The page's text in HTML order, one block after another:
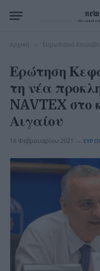
Αρχική Ευρωπαϊκό
Ερώτηση
τη νέα
NAVTEX στο
Αιγαίου
16 Φεβρουαρίου 2021